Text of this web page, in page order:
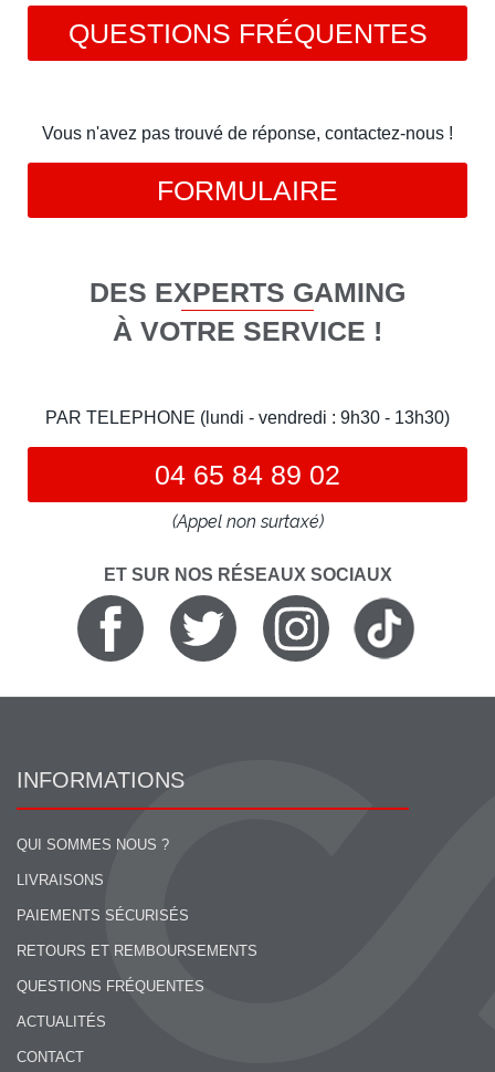
QUESTIONS FRÉQUENTES
Vous n'avez pas trouvé de réponse, contactez-nous !
FORMULAIRE
DES EXPERTS GAMING
À VOTRE SERVICE !
PAR TELEPHONE (lundi - vendredi : 9h30 - 13h30)
04 65 84 89 02
(Appel non surtaxé)
ET SUR NOS RÉSEAUX SOCIAUX
INFORMATIONS
QUI SOMMES NOUS ?
LIVRAISONS
PAIEMENTS SÉCURISÉS
RETOURS ET REMBOURSEMENTS
QUESTIONS FRÉQUENTES
ACTUALITÉS
CONTACT